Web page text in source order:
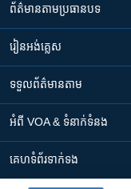
ព័ត៌មាន​តាមប្រធានបទ​
រៀន​​អង់គ្លេស
ទទួល​ព័ត៌មាន​តាម
អំពី​ VOA & ទំនាក់ទំនង
គេហទំព័រ​​ទាក់ទង